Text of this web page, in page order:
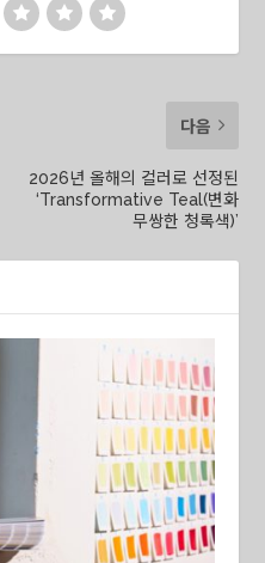
다음
2026년 올해의 컬러로 선정된
‘Transformative Teal(변화
무쌍한 청록색)’